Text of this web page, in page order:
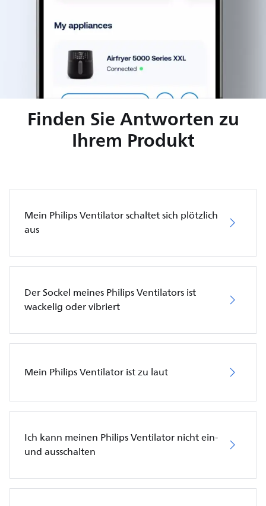
Finden Sie Antworten zu
Ihrem Produkt
Mein Philips Ventilator schaltet sich plötzlich
aus
Der Sockel meines Philips Ventilators ist
wackelig oder vibriert
Mein Philips Ventilator ist zu laut
Ich kann meinen Philips Ventilator nicht ein-
und ausschalten